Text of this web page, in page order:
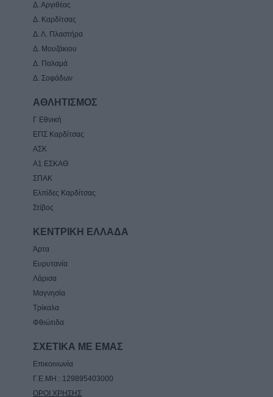
Δ. Αργιθέας
Δ. Καρδίτσας
Δ. Λ. Πλαστήρα
Δ. Μουζάκιου
Δ. Παλαμά
Δ. Σοφάδων
ΑΘΛΗΤΙΣΜΟΣ
Γ Εθνική
ΕΠΣ Καρδίτσας
ΑΣΚ
Α1 ΕΣΚΑΘ
ΣΠΑΚ
Ελπίδες Καρδίτσας
Στίβος
ΚΕΝΤΡΙΚΗ ΕΛΛΑΔΑ
Άρτα
Ευρυτανία
Λάρισα
Μαγνησία
Τρίκαλα
Φθιώτιδα
ΣΧΕΤΙΚΑ ΜΕ ΕΜΑΣ
Επικοινωνία
Γ.Ε.ΜΗ.: 129895403000
ΟΡΟΙ ΧΡΗΣΗΣ